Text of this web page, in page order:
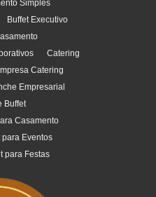
Simples
Buffet Executivo
Catering
Catering
Empresarial
Buffet
Casamento
para Eventos
para Festas